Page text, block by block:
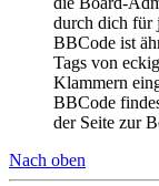
durch dich für
BBCode ist
Tags von
Klammern
BBCode
der Seite zur
Nach oben